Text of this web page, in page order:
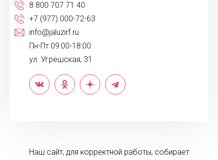
8 800 707 71 40
+7 (977) 000-72-63
info@jaluzirf.ru
Пн-Пт 09:00-18:00
ул. Угрешская, 31
Наш сайт, для корректной работы, собирает